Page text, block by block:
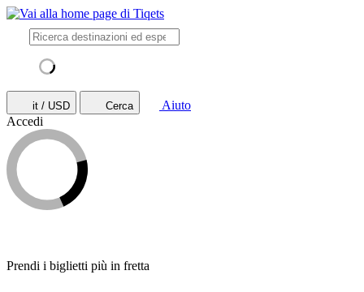
it / USD Cerca
Aiuto
Accedi
Prendi i biglietti più in fretta